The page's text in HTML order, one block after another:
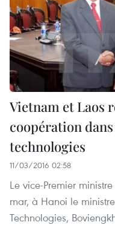
Vietnam et Laos
coopération dans
technologies
11/03/2016 02:58
Le vice-Premier
mar, à Hanoi le
Technologies,